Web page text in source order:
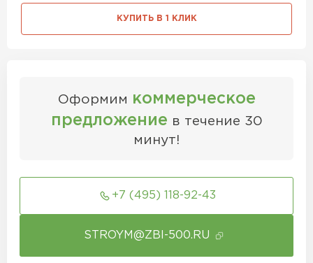
КУПИТЬ В 1 КЛИК
Оформим коммерческое
предложение в течение 30
минут!
+7 (495) 118-92-43
STROYM@ZBI-500.RU